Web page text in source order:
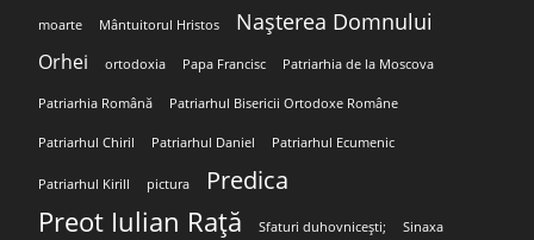
moarte Mântuitorul Hristos Nașterea Domnului
Orhei ortodoxia Papa Francisc Patriarhia de la Moscova
Patriarhia Română Patriarhul Bisericii Ortodoxe Române
Patriarhul Chiril Patriarhul Daniel Patriarhul Ecumenic
Patriarhul Kirill pictura Predica
Preot Iulian Rață Sfaturi duhovnicești; Sinaxa